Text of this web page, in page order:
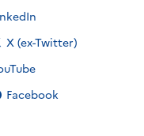
suivre sur
Nous suivre sur
X (ex-Twitter)
suivre sur
Nous suivre sur
Facebook